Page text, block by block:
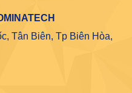
Tân Biên, Tp Biên Hòa,